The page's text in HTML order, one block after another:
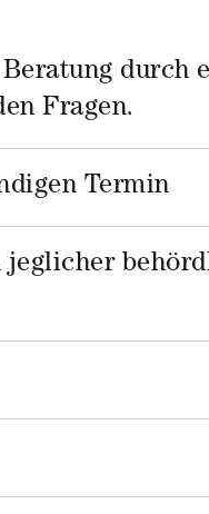
durch
Fragen.
Termin